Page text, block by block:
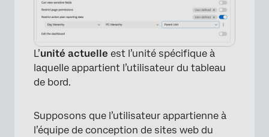
L’unité actuelle est l’unité spécifique à
laquelle appartient l’utilisateur du tableau
de bord.
Supposons que l’utilisateur appartienne à
l’équipe de conception de sites web du